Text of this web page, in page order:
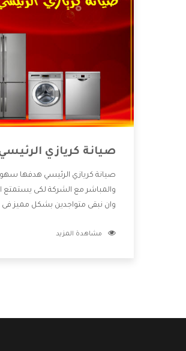
صيانة كريازي
صيانة كريازي الرئيسي هدفها
والمباشر مع الشركة لكى يستمتع
وان نبقى متواجدين بشكل مميز
بالخدمات التى تنفرد الشركة بها
مشاهدة المزيد